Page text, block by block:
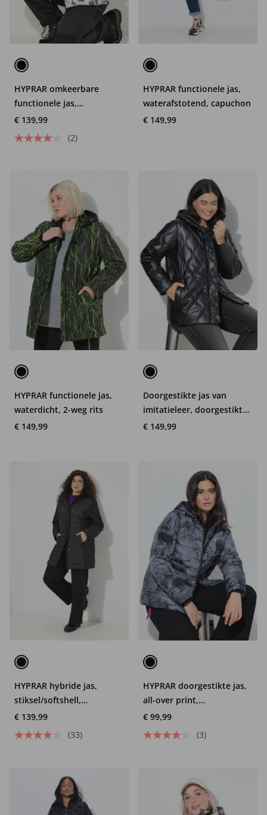
HYPRAR omkeerbare
functionele jas,
waterdicht, gerecycled
€ 139,99
(2)
HYPRAR functionele jas,
waterafstotend, capuchon
€ 149,99
HYPRAR functionele jas,
waterdicht, 2-weg rits
€ 149,99
Doorgestikte jas van
imitatieleer, doorgestikt
golfpatroon, 2-wegrits
€ 149,99
HYPRAR hybride jas,
stiksel/softshell,
opstaande kraag,
capuchon
€ 139,99
(33)
HYPRAR doorgestikte jas,
all-over print,
waterafstotend, capuchon
€ 99,99
(3)